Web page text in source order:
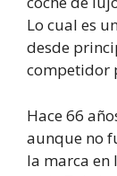
Lo cual es
desde
competidor
Hace 66
aunque no
la marca en